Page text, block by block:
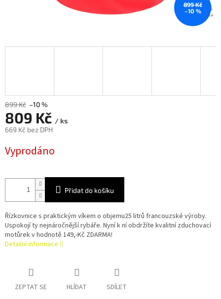
899 Kč
–10 %
899 Kč –10 %
809 Kč / ks
669 Kč bez DPH
cena:
Vyprodáno
Přidat do košíku
Řízkovnice s praktickým víkem o objemu25 litrů francouzské výroby.
Uspokojí ty nejnáročnější rybáře. Nyní k ní obdržíte kvalitní zduchovací
motůrek v hodnotě 149,-Kč ZDARMA!
Detailní informace
ZEPTAT SE HLÍDAT SDÍLET